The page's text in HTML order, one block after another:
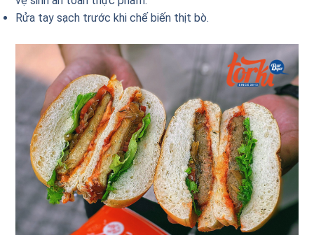
Rửa tay sạch trước khi chế biến thịt bò.